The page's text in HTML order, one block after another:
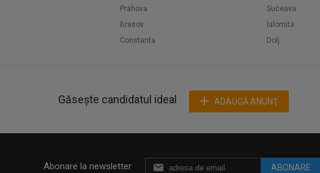
Prahova
Brasov
Constanta
Suceava
Ialomita
Dolj
Găsește candidatul ideal ADAUGĂ ANUNŢ
Abonare la newsletter ABONARE